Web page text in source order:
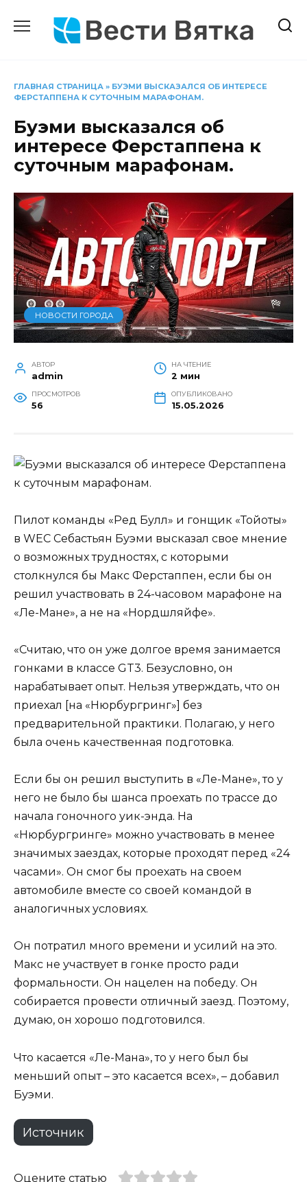
содержанию
ГЛАВНАЯ СТРАНИЦА » БУЭМИ ВЫСКАЗАЛСЯ ОБ ИНТЕРЕСЕ
ФЕРСТАППЕНА К СУТОЧНЫМ МАРАФОНАМ.
Буэми высказался об
интересе Ферстаппена к
суточным марафонам.
НОВОСТИ ГОРОДА
АВТОР
admin
НА ЧТЕНИЕ
2 мин
ПРОСМОТРОВ
56
ОПУБЛИКОВАНО
15.05.2026
Пилот команды «Ред Булл» и гонщик «Тойоты»
в WEC Себастьян Буэми высказал свое мнение
о возможных трудностях, с которыми
столкнулся бы Макс Ферстаппен, если бы он
решил участвовать в 24-часовом марафоне на
«Ле-Мане», а не на «Нордшляйфе».
«Считаю, что он уже долгое время занимается
гонками в классе GT3. Безусловно, он
нарабатывает опыт. Нельзя утверждать, что он
приехал [на «Нюрбургринг»] без
предварительной практики. Полагаю, у него
была очень качественная подготовка.
Если бы он решил выступить в «Ле-Мане», то у
него не было бы шанса проехать по трассе до
начала гоночного уик-энда. На
«Нюрбургринге» можно участвовать в менее
значимых заездах, которые проходят перед «24
часами». Он смог бы проехать на своем
автомобиле вместе со своей командой в
аналогичных условиях.
Он потратил много времени и усилий на это.
Макс не участвует в гонке просто ради
формальности. Он нацелен на победу. Он
собирается провести отличный заезд. Поэтому,
думаю, он хорошо подготовился.
Что касается «Ле-Мана», то у него был бы
меньший опыт – это касается всех», – добавил
Буэми.
Источник
Оцените статью